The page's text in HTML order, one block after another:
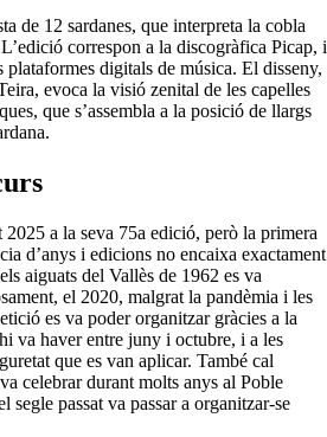
de 12 sardanes, que interpreta la cobla
correspon a la discogràfica Picap, i
plataformes digitals de música. El disseny,
evoca la visió zenital de les capelles
que s’assembla a la posició de llargs
a la seva 75a edició, però la primera
d’anys i edicions no encaixa exactament
aiguats del Vallès de 1962 es va
el 2020, malgrat la pandèmia i les
es va poder organitzar gràcies a la
va haver entre juny i octubre, i a les
que es van aplicar. També cal
celebrar durant molts anys al Poble
segle passat va passar a organitzar-se